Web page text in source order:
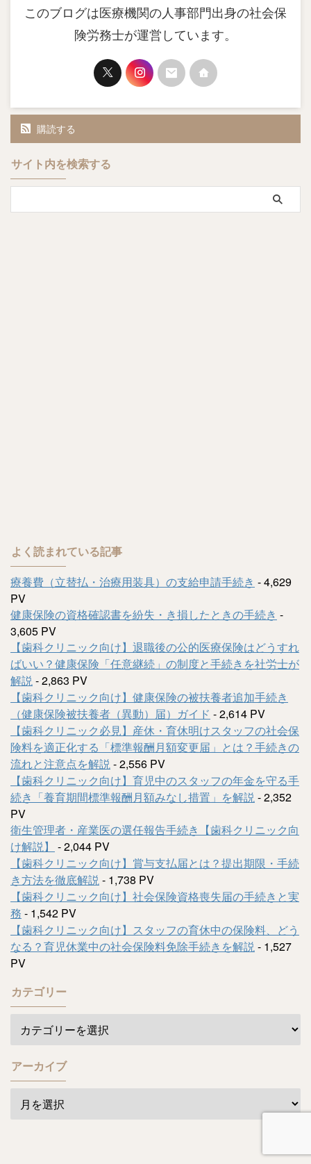
このブログは医療機関の人事部門出身の社会保
険労務士が運営しています。
購読する
サイト内を検索する
よく読まれている記事
療養費（立替払・治療用装具）の支給申請手続き - 4,629
PV
健康保険の資格確認書を紛失・き損したときの手続き -
3,605 PV
【歯科クリニック向け】退職後の公的医療保険はどうすれ
ばいい？健康保険「任意継続」の制度と手続きを社労士が
解説 - 2,863 PV
【歯科クリニック向け】健康保険の被扶養者追加手続き
（健康保険被扶養者（異動）届）ガイド - 2,614 PV
【歯科クリニック必見】産休・育休明けスタッフの社会保
険料を適正化する「標準報酬月額変更届」とは？手続きの
流れと注意点を解説 - 2,556 PV
【歯科クリニック向け】育児中のスタッフの年金を守る手
続き「養育期間標準報酬月額みなし措置」を解説 - 2,352
PV
衛生管理者・産業医の選任報告手続き【歯科クリニック向
け解説】
- 2,044 PV
【歯科クリニック向け】賞与支払届とは？提出期限・手続
き方法を徹底解説 - 1,738 PV
【歯科クリニック向け】社会保険資格喪失届の手続きと実
務 - 1,542 PV
【歯科クリニック向け】スタッフの育休中の保険料、どう
なる？育児休業中の社会保険料免除手続きを解説 - 1,527
PV
カテゴリー
アーカイブ